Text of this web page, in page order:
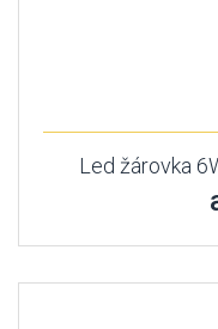
Led žárovka